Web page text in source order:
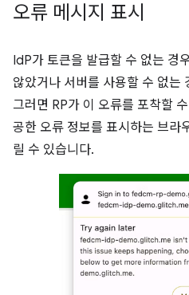
오류 메시지 표시
IdP가 토큰을 발급할 수 없는 경
않았거나 서버를 사용할 수 없는
그러면 RP가 이 오류를 포착할
공한 오류 정보를 표시하는 브라
릴 수 있습니다.